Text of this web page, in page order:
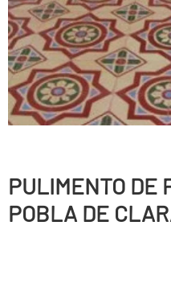
PULIMENTO DE
POBLA DE